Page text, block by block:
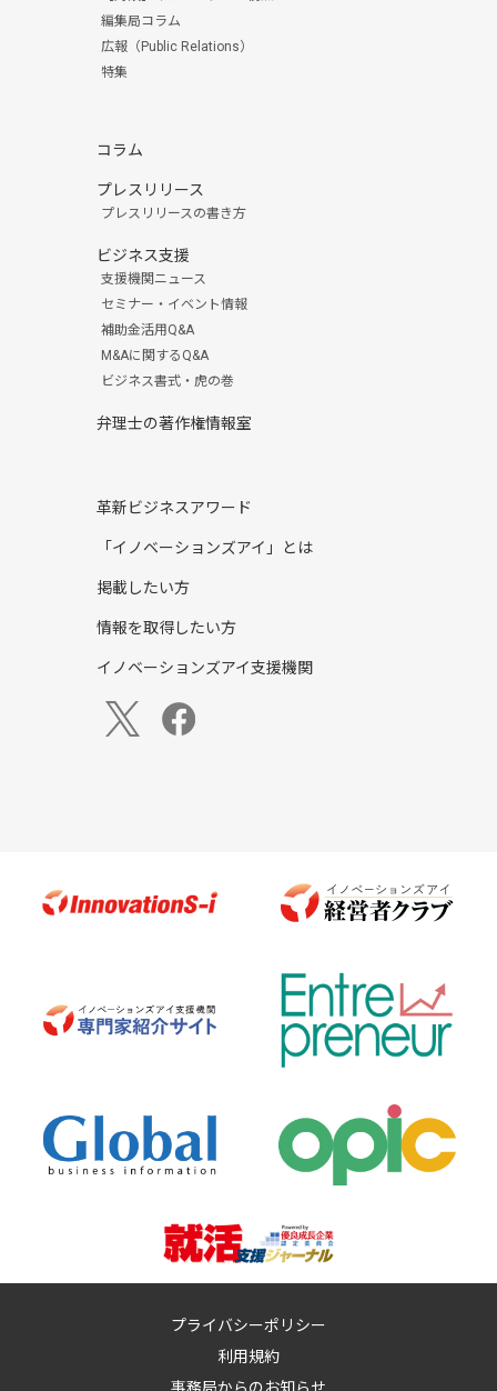
編集局コラム
広報（Public Relations）
特集
コラム
プレスリリース
プレスリリースの書き方
ビジネス支援
支援機関ニュース
セミナー・イベント情報
補助金活用Q&A
M&Aに関するQ&A
ビジネス書式・虎の巻
弁理士の著作権情報室
革新ビジネスアワード
「イノベーションズアイ」とは
掲載したい方
情報を取得したい方
イノベーションズアイ支援機関
プライバシーポリシー
利用規約